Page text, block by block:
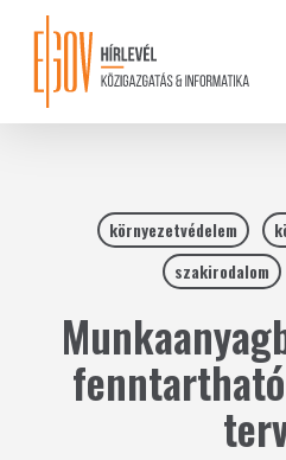
content
környezetvédelem
szakirodalom